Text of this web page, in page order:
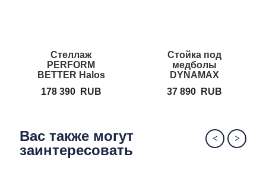
Стеллаж
PERFORM
BETTER Halos
178 390 RUB
Стойка под
медболы
DYNAMAX
37 890
RUB
Вас также могут
заинтересовать